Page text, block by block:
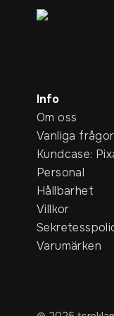
Info
Om oss
Vanliga frågor
Kundcase:
Personal
Hållbarhet
Villkor
Varumärken